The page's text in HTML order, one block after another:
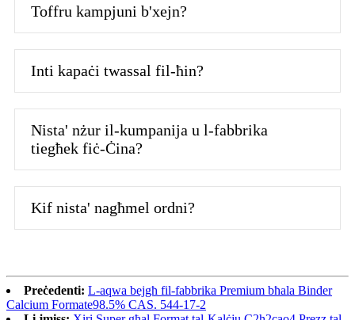
Toffru kampjuni b'xejn?
Inti kapaċi twassal fil-ħin?
Nista' nżur il-kumpanija u l-fabbrika
tiegħek fiċ-Ċina?
Kif nista' nagħmel ordni?
Preċedenti: L-aqwa bejgħ fil-fabbrika Premium bħala Binder
Calcium Formate98.5% CAS. 544-17-2